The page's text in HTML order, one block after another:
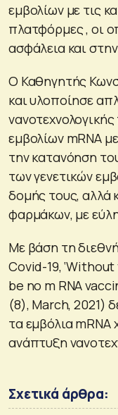
εμβολίων με τις
πλατφόρμες , οι
ασφάλεια και
Ο Καθηγητής
και υλοποίησε
εμβολίων mRNA
την κατανόηση
των γενετικών
δομής τους, αλλά
φαρμάκων, με
Με βάση τη
Covid-19,
be no m RNA
(8), March, 2021)
τα εμβόλια mRNA
ανάπτυξη
Σχετικά άρθρα: